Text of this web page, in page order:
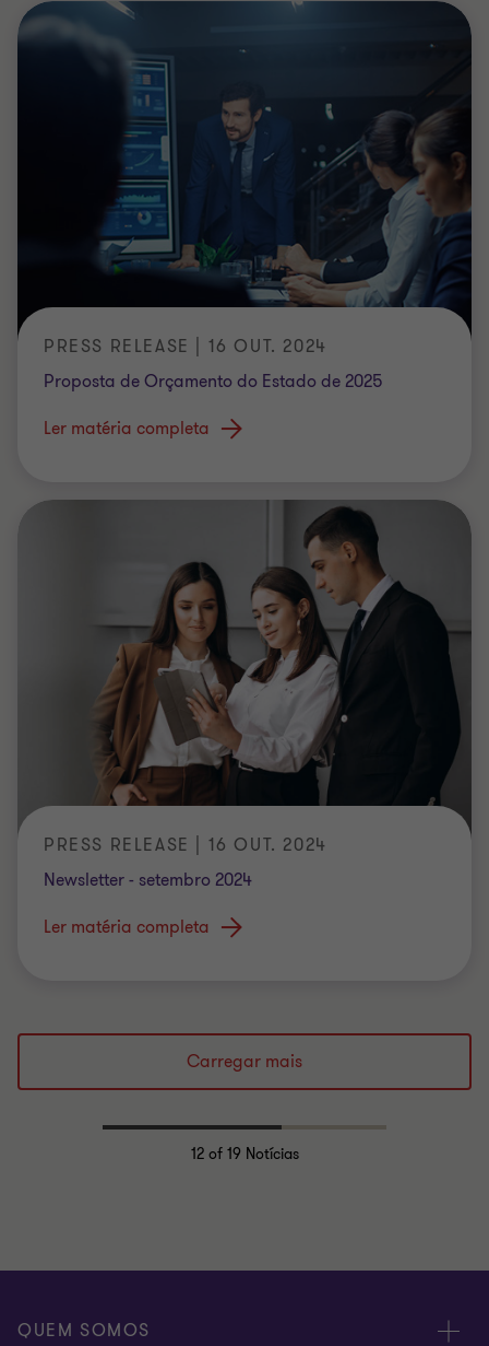
PRESS RELEASE | 16 OUT. 2024
Proposta de Orçamento do Estado de 2025
Ler matéria completa
PRESS RELEASE | 16 OUT. 2024
Newsletter - setembro 2024
Ler matéria completa
Carregar mais
12of 19 Notícias
QUEM SOMOS